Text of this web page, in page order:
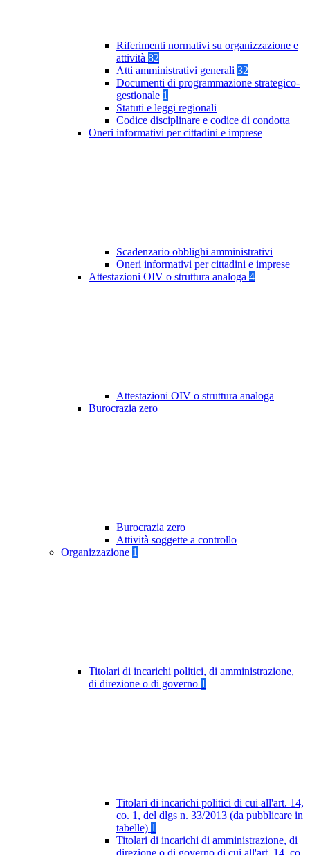
Riferimenti normativi su organizzazione e
attività 82
Atti amministrativi generali 32
Documenti di programmazione strategico-
gestionale 1
Statuti e leggi regionali
Codice disciplinare e codice di condotta
Oneri informativi per cittadini e imprese
Scadenzario obblighi amministrativi
Oneri informativi per cittadini e imprese
Attestazioni OIV o struttura analoga 4
Attestazioni OIV o struttura analoga
Burocrazia zero
Burocrazia zero
Attività soggette a controllo
Organizzazione 1
Titolari di incarichi politici, di amministrazione,
di direzione o di governo 1
Titolari di incarichi politici di cui all'art. 14,
co. 1, del dlgs n. 33/2013 (da pubblicare in
tabelle) 1
Titolari di incarichi di amministrazione, di